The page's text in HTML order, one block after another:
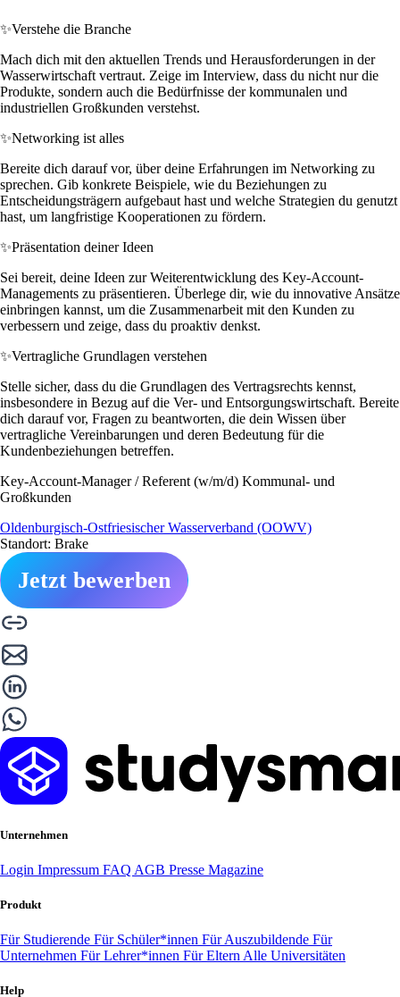
✨Verstehe die Branche
Mach dich mit den aktuellen Trends und Herausforderungen in der
Wasserwirtschaft vertraut. Zeige im Interview, dass du nicht nur die
Produkte, sondern auch die Bedürfnisse der kommunalen und
industriellen Großkunden verstehst.
✨Networking ist alles
Bereite dich darauf vor, über deine Erfahrungen im Networking zu
sprechen. Gib konkrete Beispiele, wie du Beziehungen zu
Entscheidungsträgern aufgebaut hast und welche Strategien du genutzt
hast, um langfristige Kooperationen zu fördern.
✨Präsentation deiner Ideen
Sei bereit, deine Ideen zur Weiterentwicklung des Key-Account-
Managements zu präsentieren. Überlege dir, wie du innovative Ansätze
einbringen kannst, um die Zusammenarbeit mit den Kunden zu
verbessern und zeige, dass du proaktiv denkst.
✨Vertragliche Grundlagen verstehen
Stelle sicher, dass du die Grundlagen des Vertragsrechts kennst,
insbesondere in Bezug auf die Ver- und Entsorgungswirtschaft. Bereite
dich darauf vor, Fragen zu beantworten, die dein Wissen über
vertragliche Vereinbarungen und deren Bedeutung für die
Kundenbeziehungen betreffen.
Key-Account-Manager / Referent (w/m/d) Kommunal- und
Großkunden
Oldenburgisch-Ostfriesischer Wasserverband (OOWV)
Standort: Brake
Jetzt bewerben
Unternehmen
Login Impressum FAQ AGB Presse Magazine
Produkt
Für Studierende Für Schüler*innen Für Auszubildende Für
Unternehmen Für Lehrer*innen Für Eltern Alle Universitäten
Help